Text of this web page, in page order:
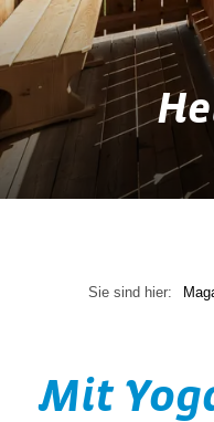
Sie sind hier:
Mit